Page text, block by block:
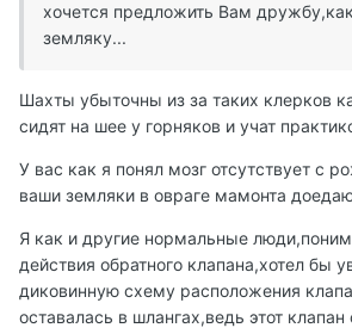
хочется предложить Вам
земляку...
Шахты убыточны из за таких клерков
сидят на шее у горняков и учат
У вас как я понял мозг отсутствует с
ваши земляки в овраге мамонта
Я как и другие нормальные
действия обратного клапана,хотел бы
диковинную схему расположения
оставалась в шлангах,ведь этот клапан